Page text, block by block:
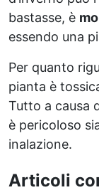
bastasse, è
essendo una
Per quanto
pianta è
Tutto a causa
è pericoloso
inalazione.
Articoli